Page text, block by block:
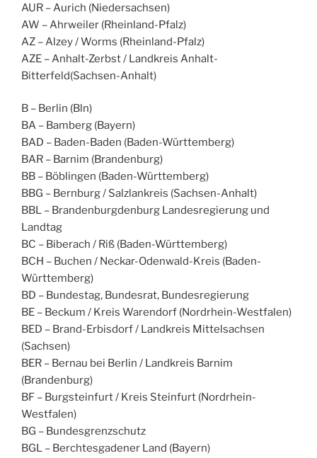
AUR – Aurich (Niedersachsen)
AW – Ahrweiler (Rheinland-Pfalz)
AZ – Alzey / Worms (Rheinland-Pfalz)
AZE – Anhalt-Zerbst / Landkreis Anhalt-
Bitterfeld(Sachsen-Anhalt)
B – Berlin (Bln)
BA – Bamberg (Bayern)
BAD – Baden-Baden (Baden-Württemberg)
BAR – Barnim (Brandenburg)
BB – Böblingen (Baden-Württemberg)
BBG – Bernburg / Salzlankreis (Sachsen-Anhalt)
BBL – Brandenburgdenburg Landesregierung und
Landtag
BC – Biberach / Riß (Baden-Württemberg)
BCH – Buchen / Neckar-Odenwald-Kreis (Baden-
Württemberg)
BD – Bundestag, Bundesrat, Bundesregierung
BE – Beckum / Kreis Warendorf (Nordrhein-Westfalen)
BED – Brand-Erbisdorf / Landkreis Mittelsachsen
(Sachsen)
BER – Bernau bei Berlin / Landkreis Barnim
(Brandenburg)
BF – Burgsteinfurt / Kreis Steinfurt (Nordrhein-
Westfalen)
BG – Bundesgrenzschutz
BGL – Berchtesgadener Land (Bayern)